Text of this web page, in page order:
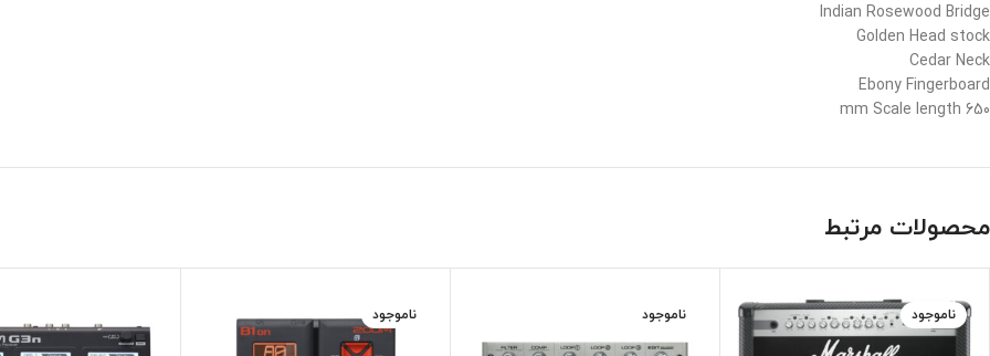
Indian Rosewood Bridge
Golden Head stock
Cedar Neck
Ebony Fingerboard
650 mm Scale length
محصولات مرتبط
ناموجود ناموجود ناموجود